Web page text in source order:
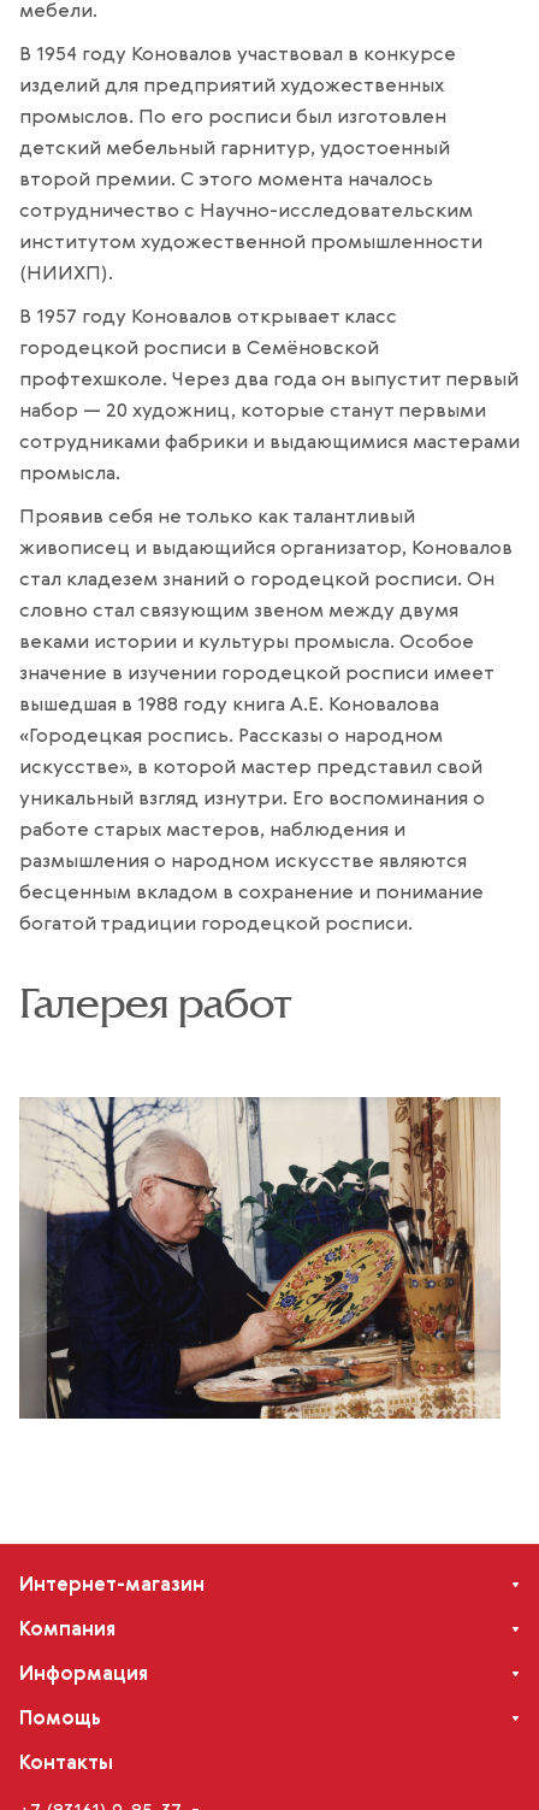
мебели.
В 1954 году Коновалов участвовал в конкурсе
изделий для предприятий художественных
промыслов. По его росписи был изготовлен
детский мебельный гарнитур, удостоенный
второй премии. С этого момента началось
сотрудничество с Научно-исследовательским
институтом художественной промышленности
(НИИХП).
В 1957 году Коновалов открывает класс
городецкой росписи в Семёновской
профтехшколе. Через два года он выпустит первый
набор — 20 художниц, которые станут первыми
сотрудниками фабрики и выдающимися мастерами
промысла.
Проявив себя не только как талантливый
живописец и выдающийся организатор, Коновалов
стал кладезем знаний о городецкой росписи. Он
словно стал связующим звеном между двумя
веками истории и культуры промысла. Особое
значение в изучении городецкой росписи имеет
вышедшая в 1988 году книга А.Е. Коновалова
«Городецкая роспись. Рассказы о народном
искусстве», в которой мастер представил свой
уникальный взгляд изнутри. Его воспоминания о
работе старых мастеров, наблюдения и
размышления о народном искусстве являются
бесценным вкладом в сохранение и понимание
богатой традиции городецкой росписи.
Галерея работ
Интернет-магазин
Компания
Информация
Помощь
Контакты